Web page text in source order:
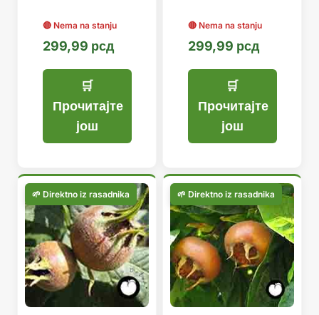
299,99 рсд
Прочитајте
још
299,99 рсд
Прочитајте
још